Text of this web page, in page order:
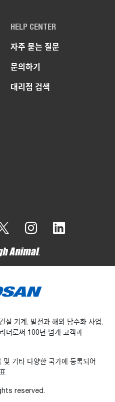
HELP CENTER
자주 묻는 질문
문의하기
대리점 검색
설 기계, 발전과 해외 담수화 사업,
더로써 100년 넘게 고객과
기타 다양한 국가에 등록되어
reserved.